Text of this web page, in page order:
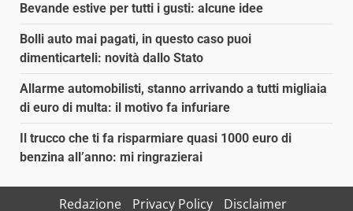
Bevande estive per tutti i gusti: alcune idee
Bolli auto mai pagati, in questo caso puoi
dimenticarteli: novità dallo Stato
Allarme automobilisti, stanno arrivando a tutti migliaia
di euro di multa: il motivo fa infuriare
Il trucco che ti fa risparmiare quasi 1000 euro di
benzina all’anno: mi ringrazierai
Redazione Privacy Policy Disclaimer